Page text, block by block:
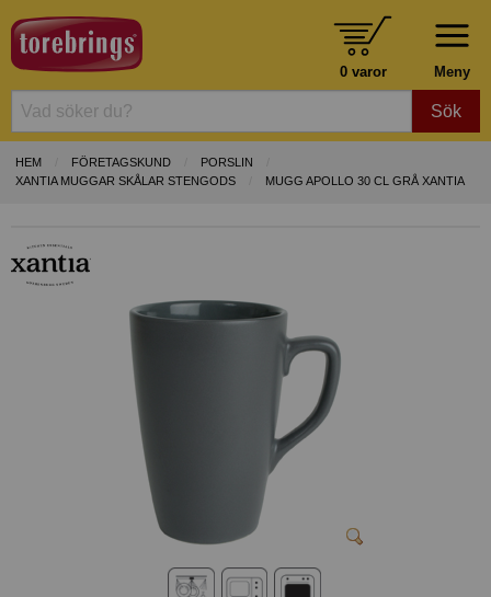
Meny
0 varor
Sök
HEM FÖRETAGSKUND
PORSLIN
XANTIA MUGGAR SKÅLAR STENGODS
MUGG APOLLO 30 CL GRÅ XANTIA